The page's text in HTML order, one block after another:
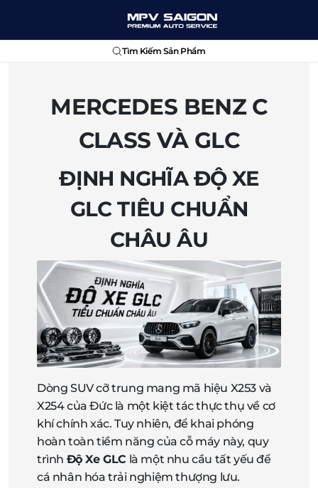
Tìm Kiếm Sản Phẩm
MERCEDES BENZ C
CLASS VÀ GLC
ĐỊNH NGHĨA ĐỘ XE
GLC TIÊU CHUẨN
CHÂU ÂU
Dòng SUV cỡ trung mang mã hiệu X253 và
X254 của Đức là một kiệt tác thực thụ về cơ
khí chính xác. Tuy nhiên, để khai phóng
hoàn toàn tiềm năng của cỗ máy này, quy
trình Độ Xe GLC là một nhu cầu tất yếu để
cá nhân hóa trải nghiệm thượng lưu.